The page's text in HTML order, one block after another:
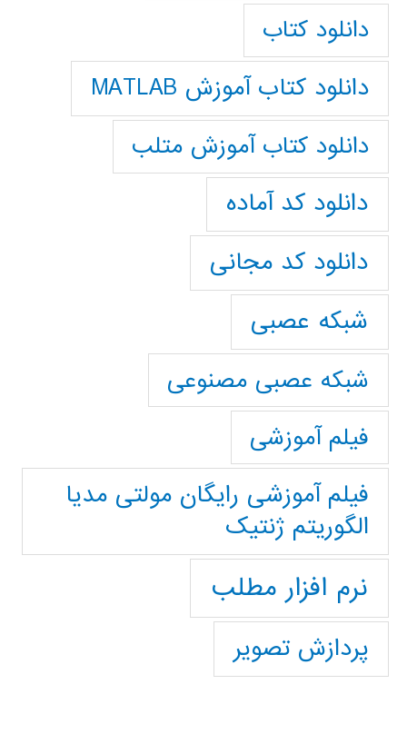
دانلود کتاب
دانلود کتاب آموزش MATLAB
دانلود کتاب آموزش متلب
دانلود کد آماده
دانلود کد مجانی
شبکه عصبی
شبکه عصبی مصنوعی
فیلم آموزشی
فیلم آموزشی رایگان مولتی مدیا
الگوریتم ژنتیک
نرم افزار مطلب
پردازش تصویر